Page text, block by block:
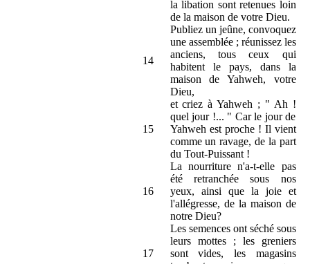
la libation sont retenues loin
de la maison de votre Dieu.
14
Publiez un jeûne, convoquez
une assemblée ; réunissez les
anciens, tous ceux qui
habitent le pays, dans la
maison de Yahweh, votre
Dieu,
15
et criez à Yahweh ; " Ah !
quel jour !... " Car le jour de
Yahweh est proche ! Il vient
comme un ravage, de la part
du Tout-Puissant !
16
La nourriture n'a-t-elle pas
été retranchée sous nos
yeux, ainsi que la joie et
l'allégresse, de la maison de
notre Dieu?
17
Les semences ont séché sous
leurs mottes ; les greniers
sont vides, les magasins